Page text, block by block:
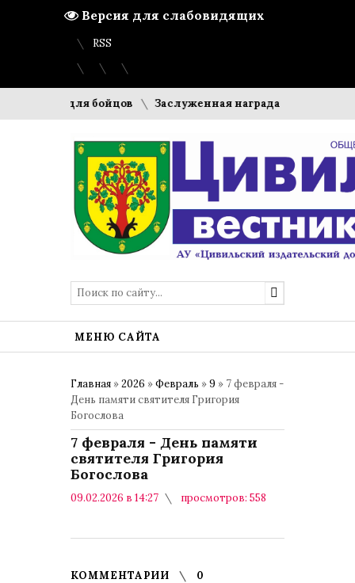
Версия для слабовидящих
Вход Регистрация
Карта сайта
RSS
веники для бойцов Заслуженная награда
МЕНЮ САЙТА
Главная »2026 »Февраль »9 » 7 февраля -
День памяти святителя Григория
Богослова
7 февраля - День памяти
святителя Григория
Богослова
09.02.2026 в 14:27
просмотров: 558
КОММЕНТАРИИ 0